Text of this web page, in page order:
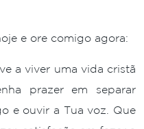
e ore comigo agora:
a viver uma vida cristã
prazer em separar
e ouvir a Tua voz. Que